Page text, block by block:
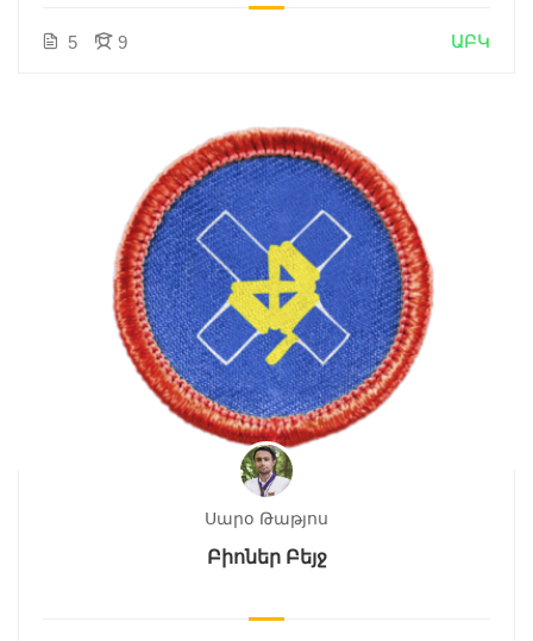
5 9 ԱԲԿ
Սարօ Թաթյոս
Բիոներ Բեյջ